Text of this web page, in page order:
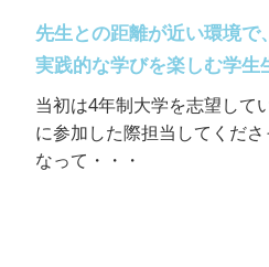
先生との距離が近い環境で、
実践的な学びを楽しむ学生
当初は4年制大学を志望して
に参加した際担当してくだ
なって・・・